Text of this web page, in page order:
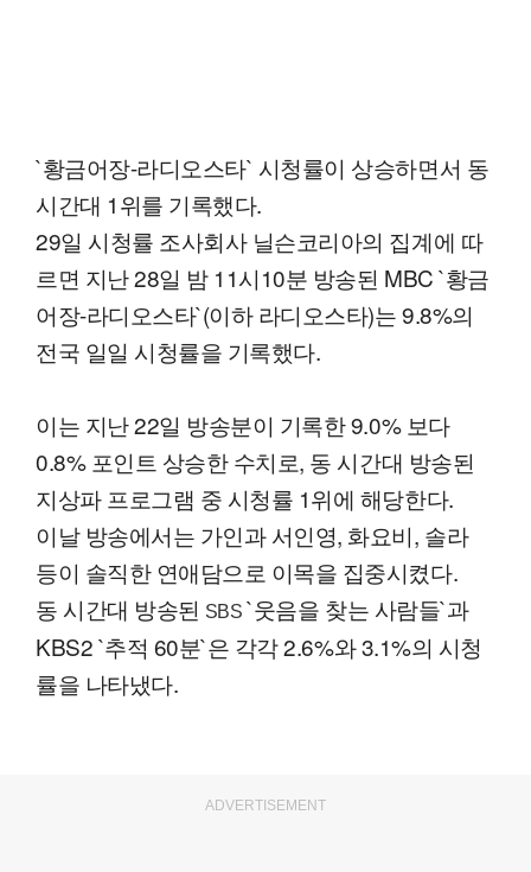
`황금어장-라디오스타` 시청률이 상승하면서 동
시간대 1위를 기록했다.
29일 시청률 조사회사 닐슨코리아의 집계에 따
르면 지난 28일 밤 11시10분 방송된 MBC `황금
어장-라디오스타`(이하 라디오스타)는 9.8%의
전국 일일 시청률을 기록했다.
이는 지난 22일 방송분이 기록한 9.0% 보다
0.8% 포인트 상승한 수치로, 동 시간대 방송된
지상파 프로그램 중 시청률 1위에 해당한다.
이날 방송에서는 가인과 서인영, 화요비, 솔라
등이 솔직한 연애담으로 이목을 집중시켰다.
동 시간대 방송된 SBS`웃음을 찾는 사람들`과
KBS2 `추적 60분`은 각각 2.6%와 3.1%의 시청
률을 나타냈다.
ADVERTISEMENT